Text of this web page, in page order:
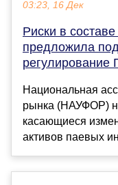
03:23, 16 Дек
Риски в
предложила
регулирование
Национальная
рынка (НАУФОР)
касающиеся
активов паевых